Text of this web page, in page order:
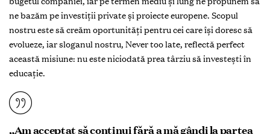
ne bazăm pe investiții private și proiecte europene. Scopul
nostru este să creăm oportunități pentru cei care își doresc să
evolueze, iar sloganul nostru, Never too late, reflectă perfect
această misiune: nu este niciodată prea târziu să investești în
educație.
„Am acceptat să continui fără a mă gândi la partea